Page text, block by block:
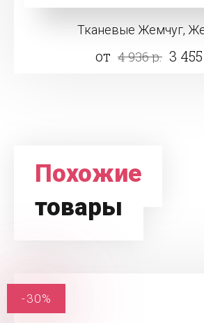
Тканевые Жемчуг,
от 4 936 р. 3
Похожие
товары
-30%